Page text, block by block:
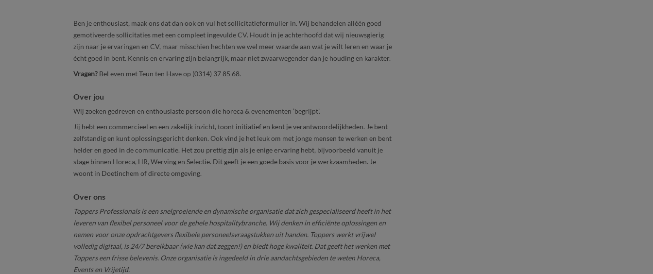
Ben je enthousiast, maak ons dat dan ook en vul het sollicitatieformulier in. Wij behandelen alléén goed
gemotiveerde sollicitaties met een compleet ingevulde CV. Houdt in je achterhoofd dat wij nieuwsgierig
zijn naar je ervaringen en CV, maar misschien hechten we wel meer waarde aan wat je wilt leren en waar je
écht goed in bent. Kennis en ervaring zijn belangrijk, maar niet zwaarwegender dan je houding en karakter.
Vragen? Bel even met Teun ten Have op (0314) 37 85 68.
Over jou
Wij zoeken gedreven en enthousiaste persoon die horeca & evenementen ’begrijpt’.
Jij hebt een commercieel en een zakelijk inzicht, toont initiatief en kent je verantwoordelijkheden. Je bent
zelfstandig en kunt oplossingsgericht denken. Ook vind je het leuk om met jonge mensen te werken en bent
helder en goed in de communicatie. Het zou prettig zijn als je enige ervaring hebt, bijvoorbeeld vanuit je
stage binnen Horeca, HR, Werving en Selectie. Dit geeft je een goede basis voor je werkzaamheden. Je
woont in Doetinchem of directe omgeving.
Over ons
Toppers Professionals is een snelgroeiende en dynamische organisatie dat zich gespecialiseerd heeft in het
leveren van flexibel personeel voor de gehele hospitalitybranche. Wij denken in efficiënte oplossingen en
nemen voor onze opdrachtgevers flexibele personeelsvraagstukken uit handen. Toppers werkt vrijwel
volledig digitaal, is 24/7 bereikbaar (wie kan dat zeggen!) en biedt hoge kwaliteit. Dat geeft het werken met
Toppers een frisse belevenis. Onze organisatie is ingedeeld in drie aandachtsgebieden te weten Horeca,
Events en Vrijetijd.